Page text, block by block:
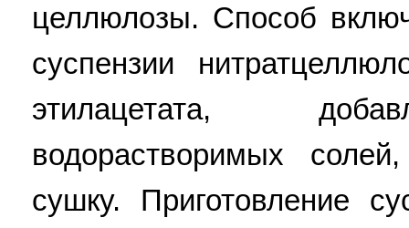
целлюлозы. Способ
суспензии
этилацетата,
водорастворимых
сушку. Приготовление